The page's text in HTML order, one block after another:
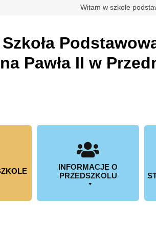
Witam w szkole
Szkoła
Pawła II w
INFORMACJE O
PRZEDSZKOLU